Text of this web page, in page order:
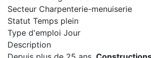
Secteur Charpenterie-menuiserie
Statut Temps plein
Type d'emploi Jour
Description